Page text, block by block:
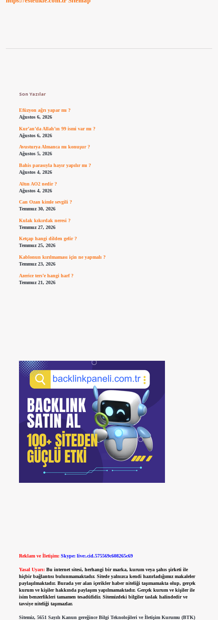
Son Yazılar
Efüzyon ağrı yapar mı ?
Ağustos 6, 2026
Kur’an’da Allah’ın 99 ismi var mı ?
Ağustos 6, 2026
Avusturya Almanca mı konuşur ?
Ağustos 5, 2026
Bahis parasıyla hayır yapılır mı ?
Ağustos 4, 2026
Altın AO2 nedir ?
Ağustos 4, 2026
Can Ozan kimle sevgili ?
Temmuz 30, 2026
Kulak kıkırdak neresi ?
Temmuz 27, 2026
Ketçap hangi dilden gelir ?
Temmuz 25, 2026
Kablonun kırılmaması için ne yapmalı ?
Temmuz 23, 2026
Azerice ters’e hangi harf ?
Temmuz 21, 2026
Reklam ve İletişim: Skype: live:.cid.575569c608265c69
Yasal Uyarı: Bu internet sitesi, herhangi bir marka, kurum veya şahıs şirketi ile
hiçbir bağlantısı bulunmamaktadır. Sitede yalnızca kendi hazırladığımız makaleler
paylaşılmaktadır. Burada yer alan içerikler haber niteliği taşımamakta olup, gerçek
kurum ve kişiler hakkında paylaşım yapılmamaktadır. Gerçek kurum ve kişiler ile
isim benzerlikleri tamamen tesadüfidir. Sitemizdeki bilgiler taslak halindedir ve
tavsiye niteliği taşımazlar.
Sitemiz, 5651 Sayılı Kanun gereğince Bilgi Teknolojileri ve İletişim Kurumu (BTK)